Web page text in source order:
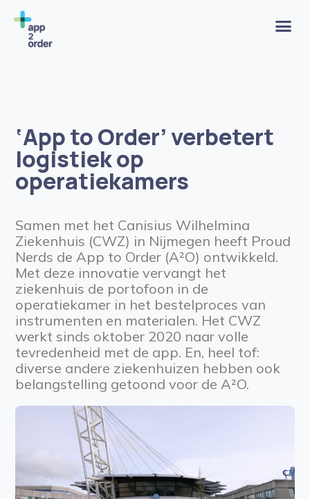
‘App to Order’ verbetert
logistiek op
operatiekamers
Samen met het Canisius Wilhelmina
Ziekenhuis (CWZ) in Nijmegen heeft Proud
Nerds de App to Order (A²O) ontwikkeld.
Met deze innovatie vervangt het
ziekenhuis de portofoon in de
operatiekamer in het bestelproces van
instrumenten en materialen. Het CWZ
werkt sinds oktober 2020 naar volle
tevredenheid met de app. En, heel tof:
diverse andere ziekenhuizen hebben ook
belangstelling getoond voor de A²O.